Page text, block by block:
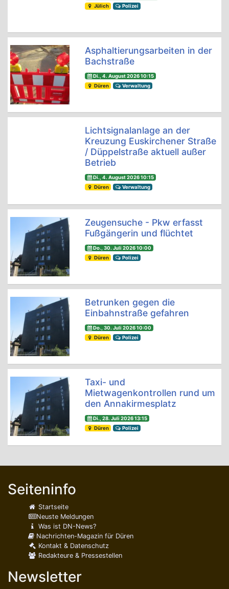
Jülich
Polizei
Asphaltierungsarbeiten in der
Bachstraße
Di., 4. August 2026 10:15
Düren
Verwaltung
Lichtsignalanlage an der
Kreuzung Euskirchener Straße
/ Düppelstraße aktuell außer
Betrieb
Di., 4. August 2026 10:15
Düren
Verwaltung
Zeugensuche - Pkw erfasst
Fußgängerin und flüchtet
Do., 30. Juli 2026 10:00
Düren
Polizei
Betrunken gegen die
Einbahnstraße gefahren
Do., 30. Juli 2026 10:00
Düren
Polizei
Taxi- und
Mietwagenkontrollen rund um
den Annakirmesplatz
Di., 28. Juli 2026 13:15
Düren
Polizei
Seiteninfo
Startseite
Neuste Meldungen
Was ist DN-News?
Nachrichten-Magazin für Düren
Kontakt & Datenschutz
Redakteure & Pressestellen
Newsletter